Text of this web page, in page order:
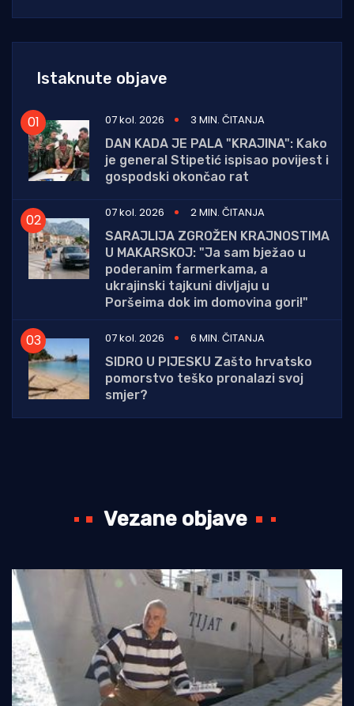
Istaknute objave
07 kol. 2026
3 MIN. ČITANJA
DAN KADA JE PALA "KRAJINA": Kako
je general Stipetić ispisao povijest i
gospodski okončao rat
07 kol. 2026
2 MIN. ČITANJA
SARAJLIJA ZGROŽEN KRAJNOSTIMA
U MAKARSKOJ: "Ja sam bježao u
poderanim farmerkama, a
ukrajinski tajkuni divljaju u
Poršeima dok im domovina gori!"
07 kol. 2026
6 MIN. ČITANJA
SIDRO U PIJESKU Zašto hrvatsko
pomorstvo teško pronalazi svoj
smjer?
Vezane objave